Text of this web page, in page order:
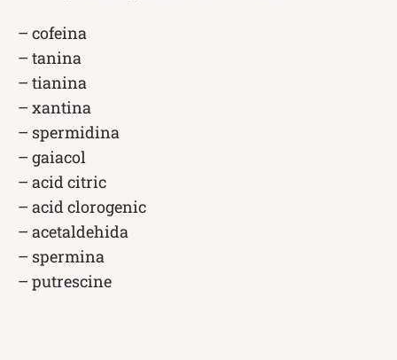
– cofeina
– tanina
– tianina
– xantina
– spermidina
– gaiacol
– acid citric
– acid clorogenic
– acetaldehida
– spermina
– putrescine